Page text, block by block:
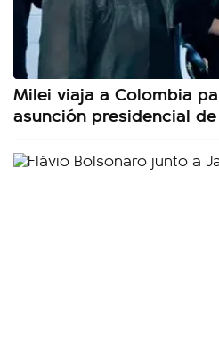
Milei viaja a Colombia
asunción presidencial